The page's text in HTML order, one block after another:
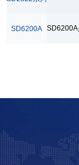
SD6200A SD6200A